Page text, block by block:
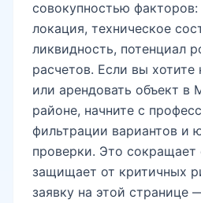
совокупностью
локация, техническое
ликвидность, потенциал
расчетов. Если вы хотите
или арендовать объект в
районе, начните с
фильтрации вариантов и
проверки. Это сокращает
защищает от критичных
заявку на этой странице